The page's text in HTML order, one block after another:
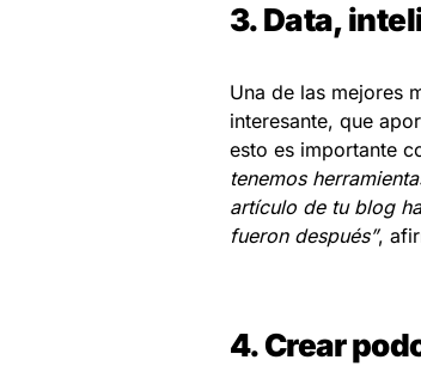
3. Data,
Una de las mejores
interesante, que
esto es importante
tenemos
artículo de tu blog
fueron después”,
4. Crear